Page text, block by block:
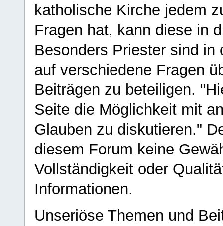
katholische Kirche jedem
Fragen hat, kann diese in
Besonders Priester sind in
auf verschiedene Fragen
Beiträgen zu beteiligen.
Seite die Möglichkeit mit
Glauben zu diskutieren."
diesem Forum keine
Vollständigkeit oder
Informationen.
Unseriöse Themen und